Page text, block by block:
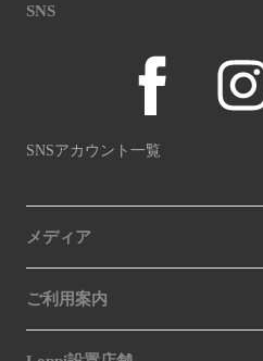
SNS
SNSアカウント一覧
メディア
ご利用案内